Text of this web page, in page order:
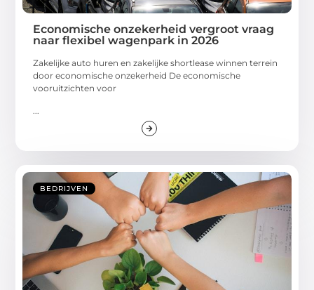
Economische onzekerheid vergroot vraag
naar flexibel wagenpark in 2026
Zakelijke auto huren en zakelijke shortlease winnen terrein
door economische onzekerheid De economische
vooruitzichten voor
...
BEDRIJVEN